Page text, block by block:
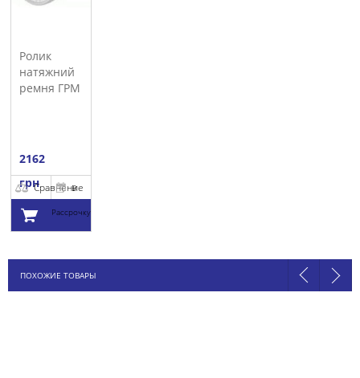
Ролик
натяжний
ремня ГРМ
2162
грнСравнение
В
Рассрочку
корзину
ПОХОЖИЕ ТОВАРЫ